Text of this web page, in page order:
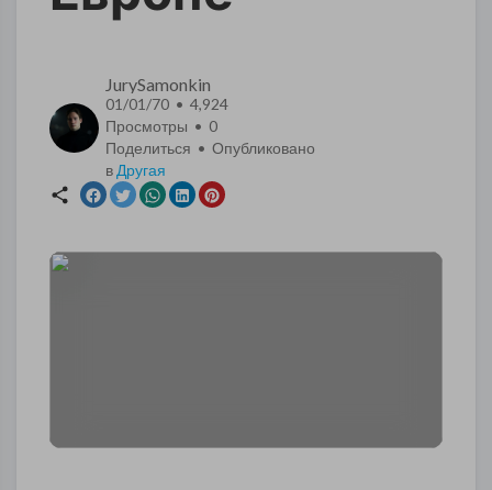
JurySamonkin
01/01/70 • 4,924
Просмотры • 0
Поделиться • Опубликовано
в Другая